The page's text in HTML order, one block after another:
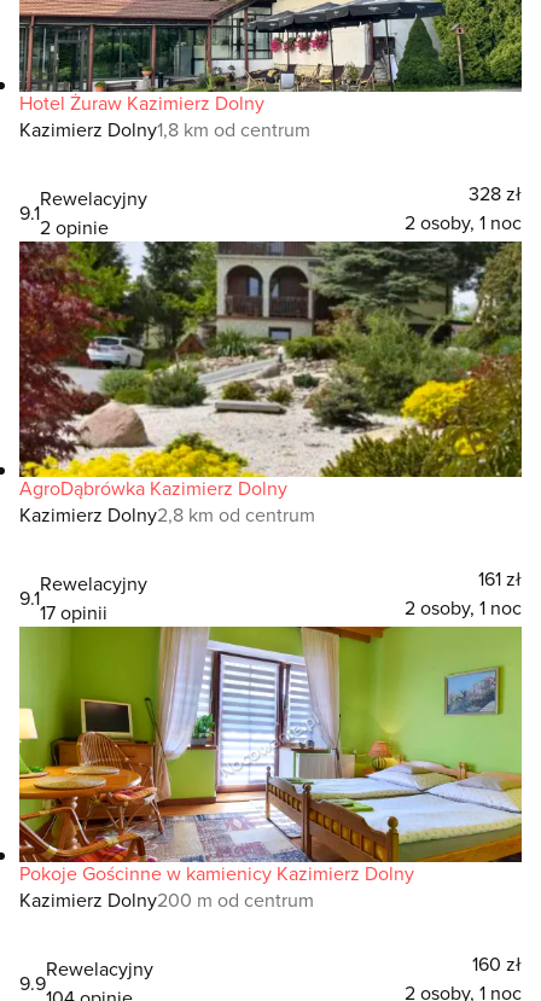
Hotel Żuraw Kazimierz Dolny
Kazimierz Dolny1,8 km od centrum
9.1
Rewelacyjny
2 opinie
328 zł
2 osoby, 1 noc
AgroDąbrówka Kazimierz Dolny
Kazimierz Dolny2,8 km od centrum
9.1
Rewelacyjny
17 opinii
161 zł
2 osoby, 1 noc
Pokoje Gościnne w kamienicy Kazimierz Dolny
Kazimierz Dolny200 m od centrum
9.9
Rewelacyjny
160 zł
2 osoby, 1 noc